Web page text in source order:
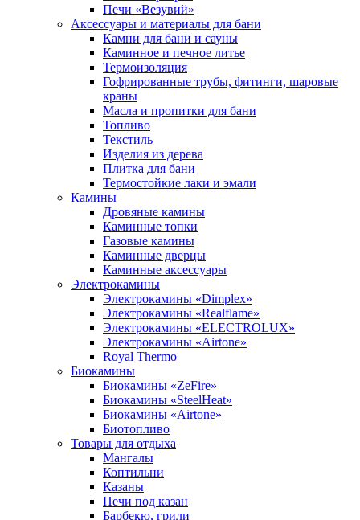
Печи «Везувий»
Аксессуары и материалы для бани
Камни для бани и сауны
Каминное и печное литье
Термоизоляция
Гофрированные трубы, фитинги, шаровые
краны
Масла и пропитки для бани
Топливо
Текстиль
Изделия из дерева
Плитка для бани
Термостойкие лаки и эмали
Камины
Дровяные камины
Каминные топки
Газовые камины
Каминные дверцы
Каминные аксессуары
Электрокамины
Электрокамины «Dimplex»
Электрокамины «Realflame»
Электрокамины «ELECTROLUX»
Электрокамины «Airtone»
Royal Thermo
Биокамины
Биокамины «ZeFire»
Биокамины «SteelHeat»
Биокамины «Airtone»
Биотопливо
Товары для отдыха
Мангалы
Коптильни
Казаны
Печи под казан
Барбекю, грили